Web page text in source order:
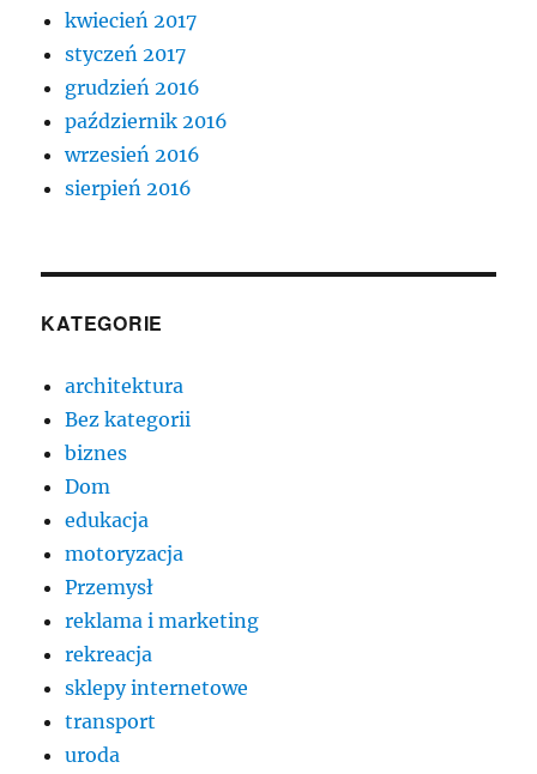
kwiecień 2017
styczeń 2017
grudzień 2016
październik 2016
wrzesień 2016
sierpień 2016
KATEGORIE
architektura
Bez kategorii
biznes
Dom
edukacja
motoryzacja
Przemysł
reklama i marketing
rekreacja
sklepy internetowe
transport
uroda